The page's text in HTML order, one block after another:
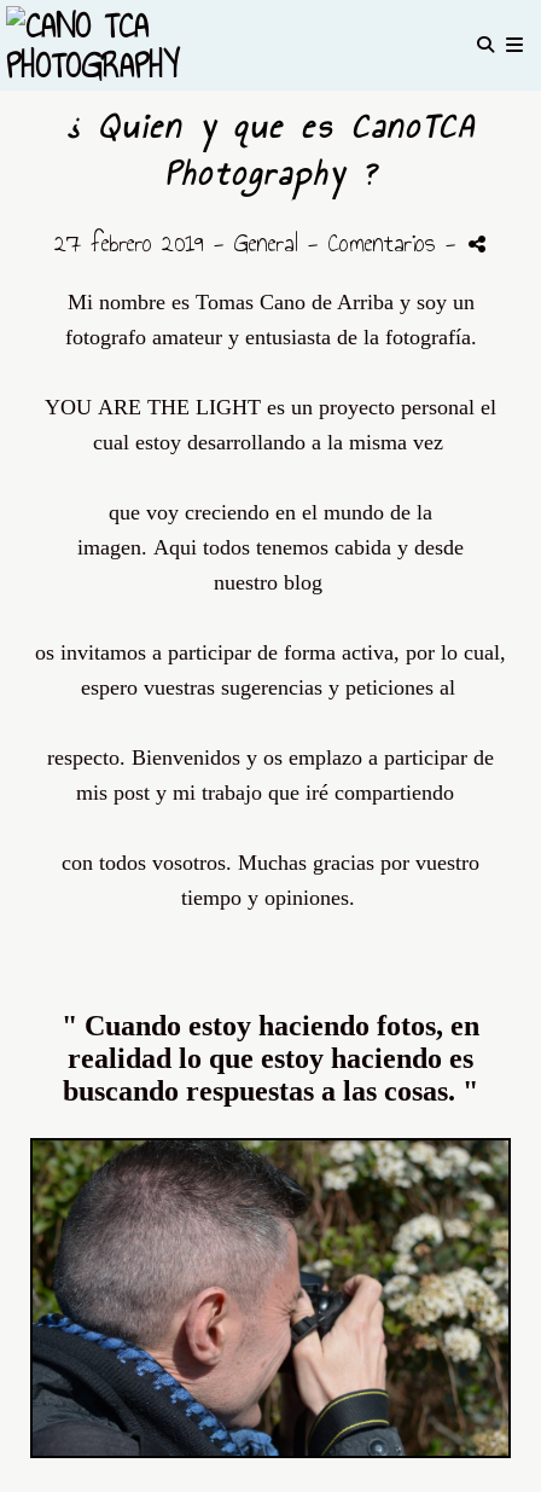
¿ Quien y que es CanoTCA
Photography ?
27 febrero 2019 - General - Comentarios -
Mi nombre es Tomas Cano de Arriba y soy un
fotografo amateury entusiasta de la fotografía.
YOU ARE THE LIGHT es un proyecto personal el
cual estoy desarrollando a la misma vez
que voy creciendo en el mundo de la
imagen. Aqui todos tenemos cabida y desde
nuestro blog
os invitamos a participar de forma activa, por lo cual,
espero vuestras sugerencias y peticiones al
respecto. Bienvenidos y os emplazo a participar de
mis post y mi trabajo que irécompartiendo
con todos vosotros. Muchas gracias por vuestro
tiempo y opiniones.
" Cuando estoy haciendo fotos, en
realidad lo que estoy haciendo es
buscando respuestas a las cosas. "